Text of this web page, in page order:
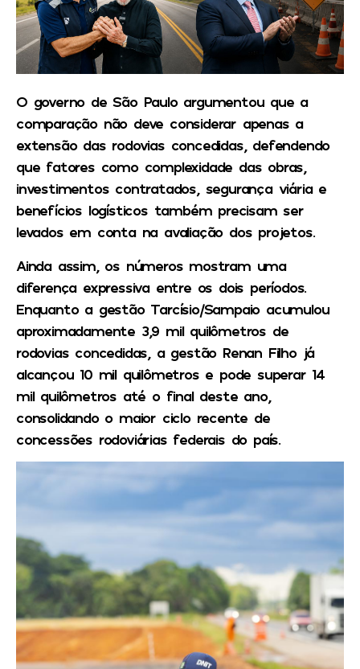
O governo de São Paulo argumentou que a
comparação não deve considerar apenas a
extensão das rodovias concedidas, defendendo
que fatores como complexidade das obras,
investimentos contratados, segurança viária e
benefícios logísticos também precisam ser
levados em conta na avaliação dos projetos.
Ainda assim, os números mostram uma
diferença expressiva entre os dois períodos.
Enquanto a gestão Tarcísio/Sampaio acumulou
aproximadamente 3,9 mil quilômetros de
rodovias concedidas, a gestão Renan Filho já
alcançou 10 mil quilômetros e pode superar 14
mil quilômetros até o final deste ano,
consolidando o maior ciclo recente de
concessões rodoviárias federais do país.